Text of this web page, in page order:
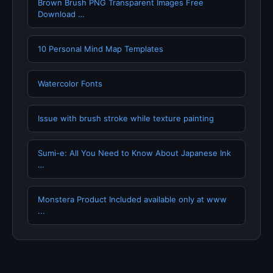
Brown Brush PNG Transparent Images Free
Download …
10 Personal Mind Map Templates
Watercolor Fonts
Issue with brush stroke while texture painting
Sumi-e: All You Need to Know About Japanese Ink
…
Monstera ️Product Included available only at www
...